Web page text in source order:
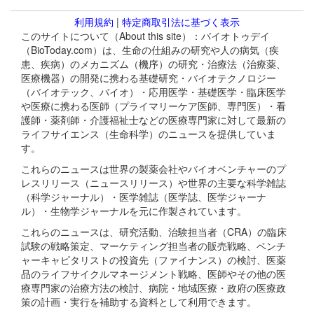
利用規約 | 特定商取引法に基づく表示
このサイトについて（About this site）：バイオトゥデイ
（BioToday.com）は、生命の仕組みの研究や人の病気（疾
患、疾病）のメカニズム（機序）の研究・治療法（治療薬、
医療機器）の開発に携わる基礎研究・バイオテクノロジー
（バイオテック、バイオ）・応用医学・基礎医学・臨床医学
や医療に携わる医師（プライマリーケア医師、専門医）・看
護師・薬剤師・介護福祉士などの医療専門家に対して最新の
ライフサイエンス（生命科学）のニュースを提供していま
す。
これらのニュースは世界の製薬会社やバイオベンチャーのプ
レスリリース（ニュースリリース）や世界の主要な科学雑誌
（科学ジャーナル）・医学雑誌（医学誌、医学ジャーナ
ル）・生物学ジャーナルを元に作製されています。
これらのニュースは、研究活動、治験担当者（CRA）の臨床
試験の戦略策定、マーケティング担当者の販売戦略、ベンチ
ャーキャピタリストの投資先（ファイナンス）の検討、医薬
品のライフサイクルマネージメント戦略、医師やその他の医
療専門家の治療方法の検討、病院・地域医療・政府の医療政
策の計画・実行を補助する資料として利用できます。